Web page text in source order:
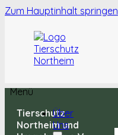
Zum Hauptinhalt springen
Menü
Über
Uns
Tierschutz
Northeim und